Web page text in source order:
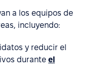
a los equipos de
incluyendo:
y reducir el
durante el